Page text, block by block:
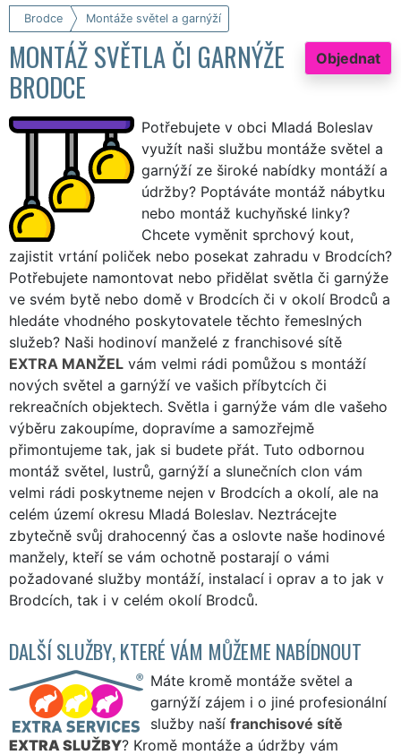
Brodce Montáže světel a garnýží
Objednat
MONTÁŽ SVĚTLA ČI GARNÝŽE
BRODCE
Potřebujete v obci Mladá Boleslav
využít naši službu montáže světel a
garnýží ze široké nabídky montáží a
údržby? Poptáváte montáž nábytku
nebo montáž kuchyňské linky?
Chcete vyměnit sprchový kout,
zajistit vrtání poliček nebo posekat zahradu v Brodcích?
Potřebujete namontovat nebo přidělat světla či garnýže
ve svém bytě nebo domě v Brodcích či v okolí Brodců a
hledáte vhodného poskytovatele těchto řemeslných
služeb? Naši hodinoví manželé z franchisové sítě
EXTRA MANŽEL vám velmi rádi pomůžou s montáží
nových světel a garnýží ve vašich příbytcích či
rekreačních objektech. Světla i garnýže vám dle vašeho
výběru zakoupíme, dopravíme a samozřejmě
přimontujeme tak, jak si budete přát. Tuto odbornou
montáž světel, lustrů, garnýží a slunečních clon vám
velmi rádi poskytneme nejen v Brodcích a okolí, ale na
celém území okresu Mladá Boleslav. Neztrácejte
zbytečně svůj drahocenný čas a oslovte naše hodinové
manžely, kteří se vám ochotně postarají o vámi
požadované služby montáží, instalací i oprav a to jak v
Brodcích, tak i v celém okolí Brodců.
DALŠÍ SLUŽBY, KTERÉ VÁM MŮŽEME NABÍDNOUT
Máte kromě montáže světel a
garnýží zájem i o jiné profesionální
služby naší franchisové sítě
EXTRA SLUŽBY? Kromě montáže a údržby vám